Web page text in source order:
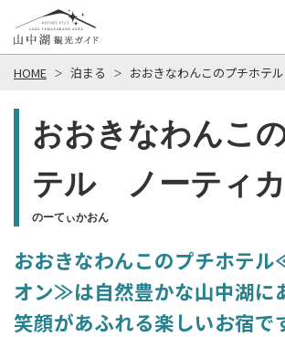
HOME 泊まる おおきなわんこのプチホテ
おおきなわんこ
テル ノーティ
のーてぃかおん
おおきなわんこのプチホテ
オン≫は自然豊かな山中湖に
笑顔があふれる楽しいお宿で